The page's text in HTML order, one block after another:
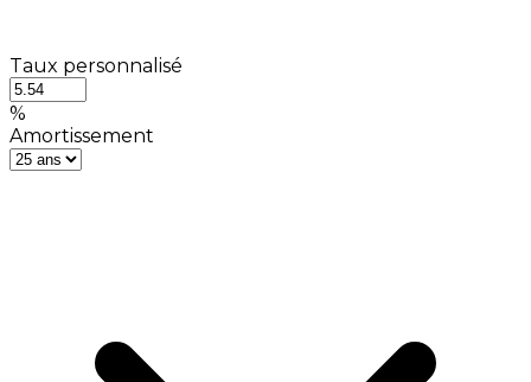
Taux personnalisé
%
Amortissement